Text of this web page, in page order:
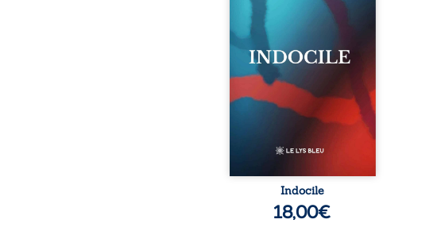
amours qu’on dérange, les
corps qu’on administre et les
liens qu’on sabote, cet ouvrage
parle à celles et ceux qui
vivent trop fort, trop vrai, trop
tôt. Indocile est une traversée.
Une langue nue. Une
insurrection calme. Une
déclaration d’existence pour ...
Indocile
18,00€